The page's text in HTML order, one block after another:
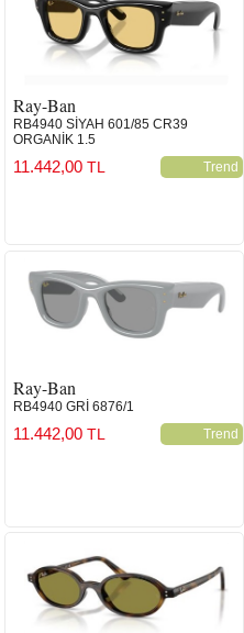
Ray-Ban
RB4940 SİYAH 601/85 CR39
ORGANİK 1.5
Trend
11.442,00 TL
Ray-Ban
RB4940 GRİ 6876/1
Trend
11.442,00 TL